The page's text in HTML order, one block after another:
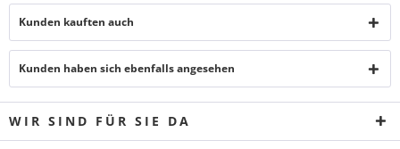
Kunden kauften auch
Kunden haben sich ebenfalls angesehen
WIR SIND FÜR SIE DA